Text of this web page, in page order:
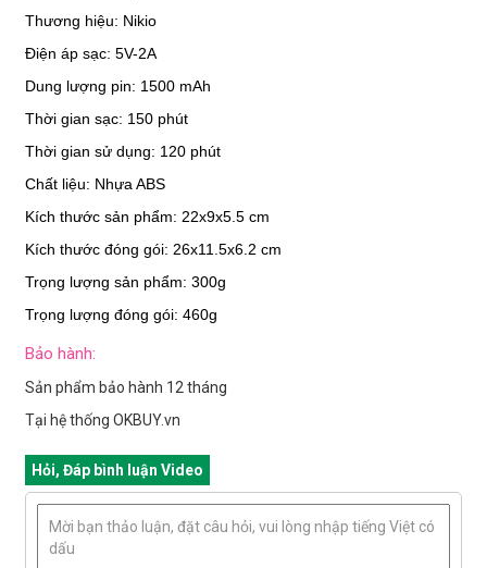
Thương hiệu: Nikio
Điện áp sạc: 5V-2A
Dung lượng pin: 1500 mAh
Thời gian sạc: 150 phút
Thời gian sử dụng: 120 phút
Chất liệu: Nhựa ABS
Kích thước sản phẩm: 22x9x5.5 cm
Kích thước đóng gói: 26x11.5x6.2 cm
Trọng lượng sản phẩm: 300g
Trọng lượng đóng gói: 460g
Bảo hành:
Sản phẩm bảo hành 12 tháng
Tại hệ thống OKBUY.vn
Hỏi, Đáp bình luận Video